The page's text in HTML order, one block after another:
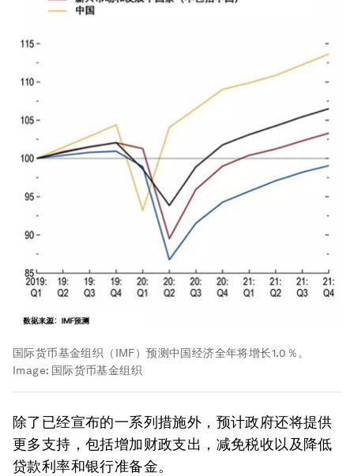
国际货币基金组织（IMF）预测中国经济全年将增长1.0％。
Image: 国际货币基金组织
除了已经宣布的一系列措施外，预计政府还将提供
更多支持，包括增加财政支出，减免税收以及降低
贷款利率和银行准备金。